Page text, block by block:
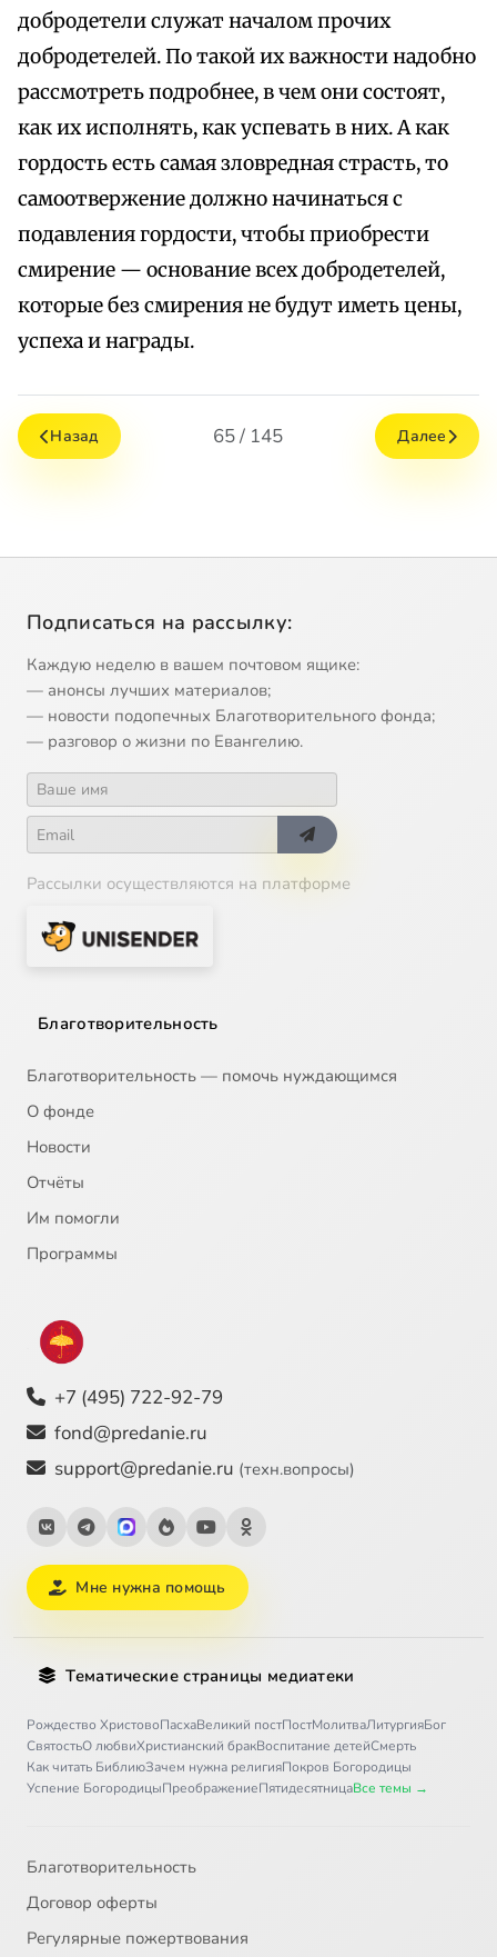
добродетели служат началом прочих
добродетелей. По такой их важности надобно
рассмотреть подробнее, в чем они состоят,
как их исполнять, как успевать в них. А как
гордость есть самая зловредная страсть, то
самоотвержение должно начинаться с
подавления гордости, чтобы приобрести
смирение — основание всех добродетелей,
которые без смирения не будут иметь цены,
успеха и награды.
Назад 65 / 145 Далее
Подписаться на рассылку:
Каждую неделю в вашем почтовом ящике:
— анонсы лучших материалов;
— новости подопечных Благотворительного фонда;
— разговор о жизни по Евангелию.
Рассылки осуществляются на платформе
Благотворительность
Благотворительность — помочь нуждающимся
О фонде
Новости
Отчёты
Им помогли
Программы
+7 (495) 722-92-79
fond@predanie.ru
support@predanie.ru (техн.вопросы)
Мне нужна помощь
Тематические страницы медиатеки
Рождество ХристовоПасхаВеликий постПостМолитваЛитургияБог
СвятостьО любвиХристианский бракВоспитание детейСмерть
Как читать БиблиюЗачем нужна религияПокров Богородицы
Успение БогородицыПреображениеПятидесятницаВсе темы →
Благотворительность
Договор оферты
Регулярные пожертвования